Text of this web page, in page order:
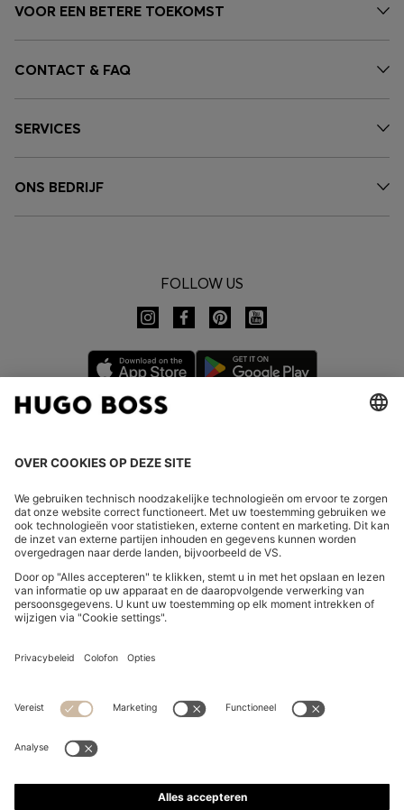
VOOR EEN BETERE TOEKOMST
CONTACT & FAQ
SERVICES
ONS BEDRIJF
FOLLOW US
LAND WIJZIGEN:
Herroeping indienen FAQs Bedrijfsgegevens
Privacyverklaring Online StoreVerklaring over de toegankelijkheid
Privacyverklaring HUGO BOSS EXPERIENCE
Privacyverklaring HUGO BOSS Newsletter